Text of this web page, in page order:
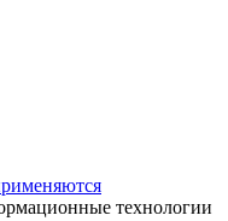
технологии